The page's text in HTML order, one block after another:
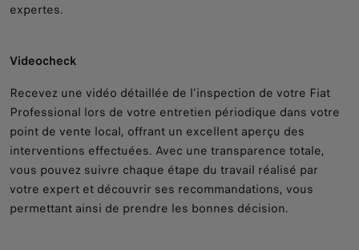
expertes.
Videocheck
Recevez une vidéo détaillée de l'inspection de votre Fiat
Professional lors de votre entretien périodique dans votre
point de vente local, offrant un excellent aperçu des
interventions effectuées. Avec une transparence totale,
vous pouvez suivre chaque étape du travail réalisé par
votre expert et découvrir ses recommandations, vous
permettant ainsi de prendre les bonnes décision.